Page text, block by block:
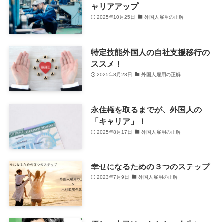
ャリアアップ
2025年10月25日 外国人雇用の正解
特定技能外国人の自社支援移行の
ススメ！
2025年8月23日 外国人雇用の正解
永住権を取るまでが、外国人の
「キャリア」！
2025年8月17日 外国人雇用の正解
幸せになるための３つのステップ
2023年7月9日 外国人雇用の正解